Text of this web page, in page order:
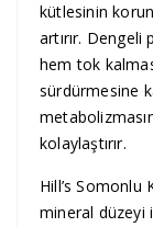
kütlesinin
artırır.
hem tok
sürdürmesine
kolaylaştırır.
Hill’s Somonlu
mineral düzeyi